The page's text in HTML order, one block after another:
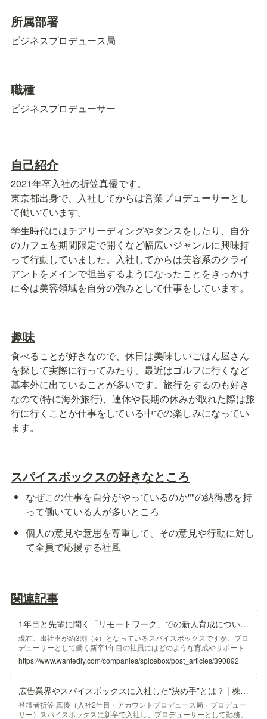
所属部署
ビジネスプロデュース局
職種
ビジネスプロデューサー
自己紹介
2021年卒入社の折笠真優です。
東京都出身で、入社してからは営業プロデューサーとし
て働いています。
学生時代にはチアリーディングやダンスをしたり、自分
のカフェを期間限定で開くなど幅広いジャンルに興味持
って行動していました。入社してからは美容系のクライ
アントをメインで担当するようになったことをきっかけ
に今は美容領域を自分の強みとして仕事をしています。
趣味
食べることが好きなので、休日は美味しいごはん屋さん
を探して実際に行ってみたり、最近はゴルフに行くなど
基本外に出ていることが多いです。旅行をするのも好き
なので(特に海外旅行)、連休や長期の休みが取れた際は旅
行に行くことが仕事をしている中での楽しみになってい
ます。
スパイスボックスの好きなところ
なぜこの仕事を自分がやっているのか""の納得感を持
って働いている人が多いところ
個人の意見や意思を尊重して、その意見や行動に対し
て全員で応援する社風
関連記事
1年目と先輩に聞く「リモートワーク」での新人育成について | 株式会社スパイスボックス
現在、出社率が約3割（※）となっているスパイスボックスですが、プロ
デューサーとして働く新卒1年目の社員にはどのような育成やサポート
があったのか、同じチームの先輩（育成担当）も交えて聞いてきまし
た...
https://www.wantedly.com/companies/spicebox/post_articles/390892
広告業界やスパイスボックスに入社した“決め手”とは？ | 株式会社スパイスボックス
登壇者折笠 真優（入社2年目・アカウントプロデュース局・プロデュー
サー）スパイスボックスに新卒で入社し、プロデューサーとして勤務。